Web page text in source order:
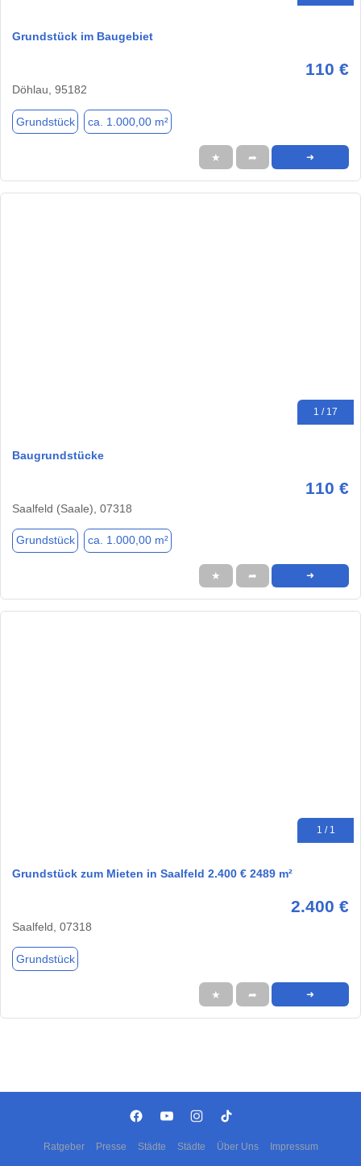
Grundstück im Baugebiet
110 €
Döhlau, 95182
Grundstück ca. 1.000,00 m²
★ ➦ ➜
1 / 17
Baugrundstücke
110 €
Saalfeld (Saale), 07318
Grundstück ca. 1.000,00 m²
★ ➦ ➜
1 / 1
Grundstück zum Mieten in Saalfeld 2.400 € 2489 m²
2.400 €
Saalfeld, 07318
Grundstück
★ ➦ ➜
Ratgeber Presse Städte Städte Über Uns Impressum